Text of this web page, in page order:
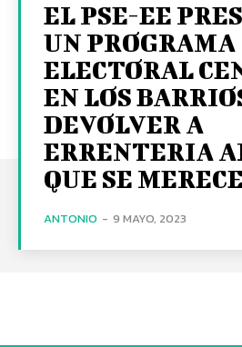
EL PSE-EE
UN PROGRAMA
ELECTORAL
EN LOS
DEVOLVER A
ERRENTERIA
QUE SE MERECE
ANTONIO - 9 MAYO, 2023